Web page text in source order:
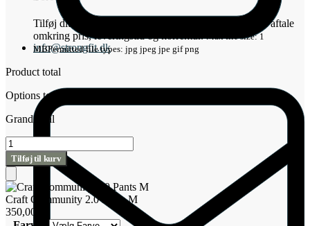
info@strongfit.dk
Tilføj dit logo ovenfor. Så vender vi retur på mail med aftale
omkring pris, leveringstid og korrektur.Max file size: 1
MBPermitted file types: jpg jpeg jpe gif png
Product total
Options total
Grand total
Craft
Community
2.0
Pants
M
antal
Tilføj til kurv
Tilføj
til
kurv
Craft Community 2.0 Pants M
350,00